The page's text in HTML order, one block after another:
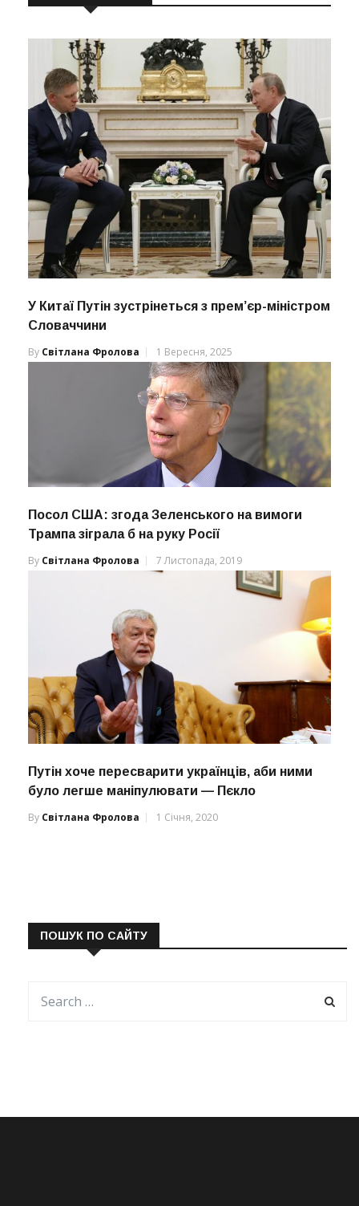
У Китаї Путін зустрінеться з прем’єр-міністром
Словаччини
By Світлана Фролова 1 Вересня, 2025
Посол США: згода Зеленського на вимоги
Трампа зіграла б на руку Росії
By Світлана Фролова 7 Листопада, 2019
Путін хоче пересварити українців, аби ними
було легше маніпулювати — Пєкло
By Світлана Фролова 1 Січня, 2020
ПОШУК ПО САЙТУ